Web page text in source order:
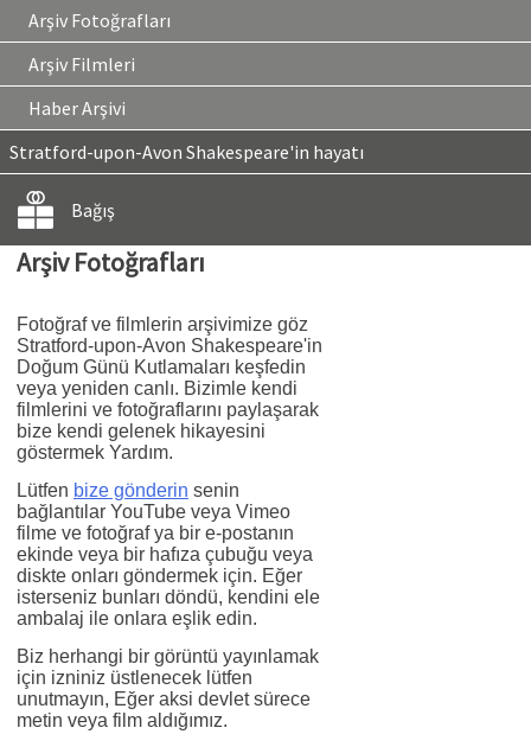
Arşiv Fotoğrafları
Arşiv Filmleri
Haber Arşivi
Stratford-upon-Avon Shakespeare'in hayatı
Bağış
Arşiv Fotoğrafları
Fotoğraf ve filmlerin arşivimize göz
Stratford-upon-Avon Shakespeare'in
Doğum Günü Kutlamaları keşfedin
veya yeniden canlı. Bizimle kendi
filmlerini ve fotoğraflarını paylaşarak
bize kendi gelenek hikayesini
göstermek Yardım.
Lütfen bize gönderin senin
bağlantılar YouTube veya Vimeo
filme ve fotoğraf ya bir e-postanın
ekinde veya bir hafıza çubuğu veya
diskte onları göndermek için. Eğer
isterseniz bunları döndü, kendini ele
ambalaj ile onlara eşlik edin.
Biz herhangi bir görüntü yayınlamak
için izniniz üstlenecek lütfen
unutmayın, Eğer aksi devlet sürece
metin veya film aldığımız.